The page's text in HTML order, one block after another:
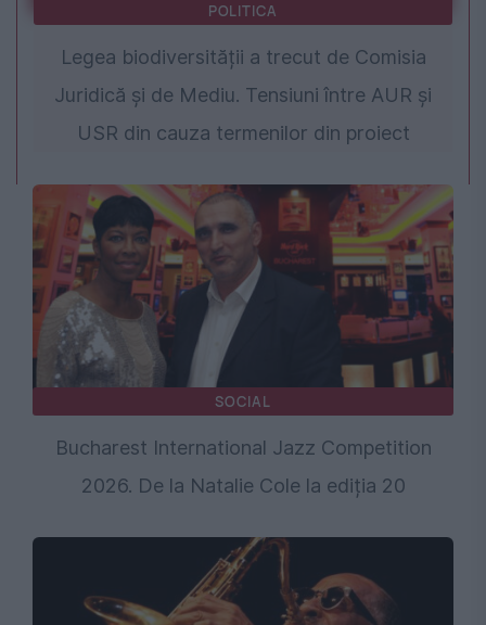
POLITICA
Legea biodiversității a trecut de Comisia
Juridică și de Mediu. Tensiuni între AUR și
USR din cauza termenilor din proiect
SOCIAL
Bucharest International Jazz Competition
2026. De la Natalie Cole la ediția 20